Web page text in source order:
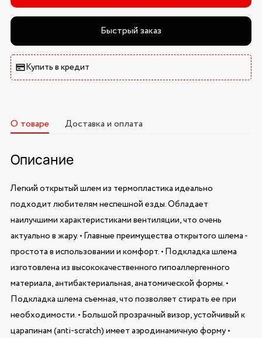
Быстрый заказ
Купить в кредит
О товаре Доставка и оплата
Описание
Легкий открытый шлем из термопластика идеально
подходит любителям неспешной езды. Обладает
наилучшими характеристиками вентиляции, что очень
актуально в жару. • Главные преимущества открытого шлема -
простота в использовании и комфорт. • Подкладка шлема
изготовлена из высококачественного гипоаллергенного
материала, антибактериальная, анатомической формы. •
Подкладка шлема съемная, что позволяет стирать ее при
необходимости. • Большой прозрачный визор, устойчивый к
царапинам (anti-scratch) имеет аэродинамичную форму •